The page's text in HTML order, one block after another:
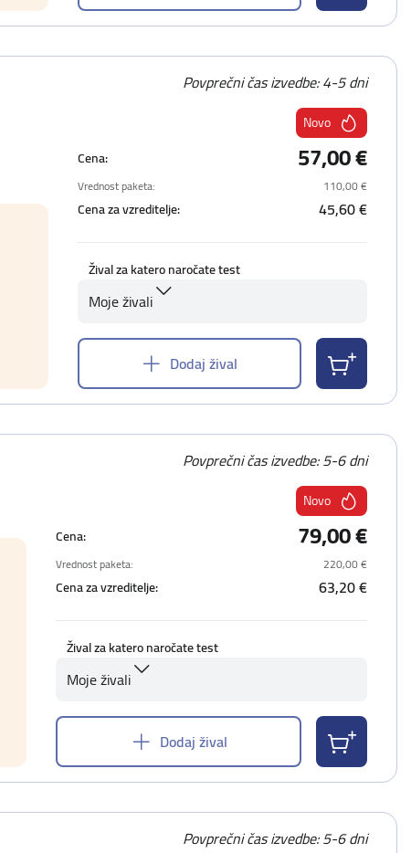
Povprečni čas izvedbe: 4-5 dni
Novo
Cena:
57,00 €
Vrednost paketa: 110,00 €
Cena za vzreditelje: 45,60 €
Žival za katero naročate test
Moje živali
Dodaj žival
Povprečni čas izvedbe: 5-6 dni
Novo
Cena:
79,00 €
Vrednost paketa: 220,00 €
Cena za vzreditelje: 63,20 €
Žival za katero naročate test
Moje živali
Dodaj žival
Povprečni čas izvedbe: 5-6 dni